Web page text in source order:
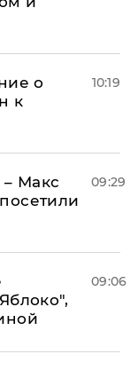
о
к
10:19
Макс
09:29
09:06